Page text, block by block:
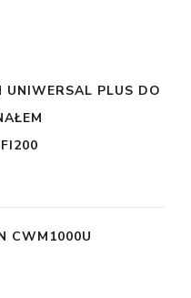
UNIWERSAL PLUS DO
CWM1000U